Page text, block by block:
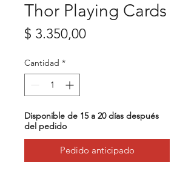
Thor Playing Cards
$ 3.350,00Precio
Cantidad *
Disponible de 15 a 20 días después
del pedido
Pedido anticipado